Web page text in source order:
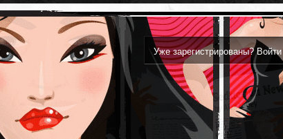
Уже зарегистрированы? Войти